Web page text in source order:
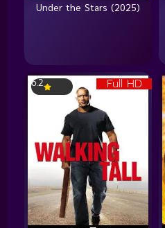
Under the Stars (2025)
Full HD
6.2